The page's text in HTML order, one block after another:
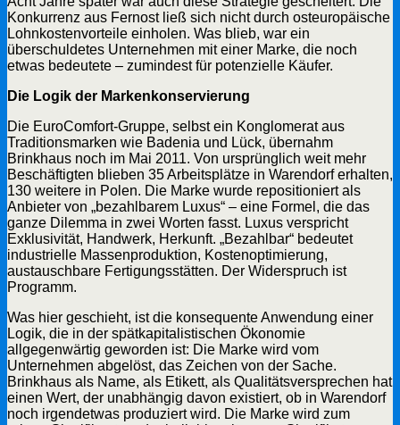
Konkurrenz aus Fernost ließ sich nicht durch osteuropäische
Lohnkostenvorteile einholen. Was blieb, war ein
überschuldetes Unternehmen mit einer Marke, die noch
etwas bedeutete – zumindest für potenzielle Käufer.
Die Logik der Markenkonservierung
Die EuroComfort-Gruppe, selbst ein Konglomerat aus
Traditionsmarken wie Badenia und Lück, übernahm
Brinkhaus noch im Mai 2011. Von ursprünglich weit mehr
Beschäftigten blieben 35 Arbeitsplätze in Warendorf erhalten,
130 weitere in Polen. Die Marke wurde repositioniert als
Anbieter von „bezahlbarem Luxus“ – eine Formel, die das
ganze Dilemma in zwei Worten fasst. Luxus verspricht
Exklusivität, Handwerk, Herkunft. „Bezahlbar“ bedeutet
industrielle Massenproduktion, Kostenoptimierung,
austauschbare Fertigungsstätten. Der Widerspruch ist
Programm.
Was hier geschieht, ist die konsequente Anwendung einer
Logik, die in der spätkapitalistischen Ökonomie
allgegenwärtig geworden ist: Die Marke wird vom
Unternehmen abgelöst, das Zeichen von der Sache.
Brinkhaus als Name, als Etikett, als Qualitätsversprechen hat
einen Wert, der unabhängig davon existiert, ob in Warendorf
noch irgendetwas produziert wird. Die Marke wird zum